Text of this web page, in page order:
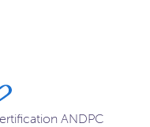
ANDPC